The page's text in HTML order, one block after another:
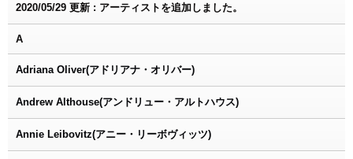
2020/05/29 更新 : アーティストを追加しました。
A
Adriana Oliver(アドリアナ・オリバー)
Andrew Althouse(アンドリュー・アルトハウス)
Annie Leibovitz(アニー・リーボヴィッツ)